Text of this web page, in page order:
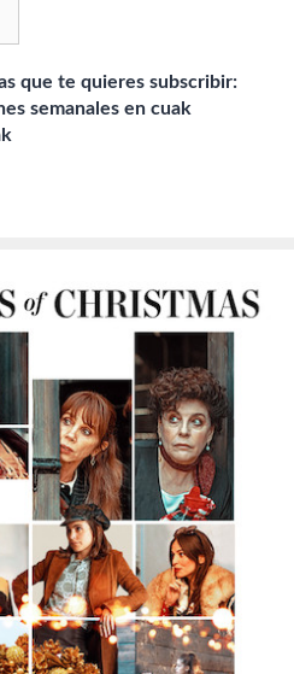
que te quieres subscribir:
semanales en cuak